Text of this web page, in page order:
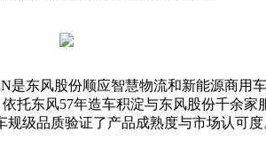
东风股份顺应智慧物流和新能源商用
东风57年造车积淀与东风股份千余
级品质验证了产品成熟度与市场认可度